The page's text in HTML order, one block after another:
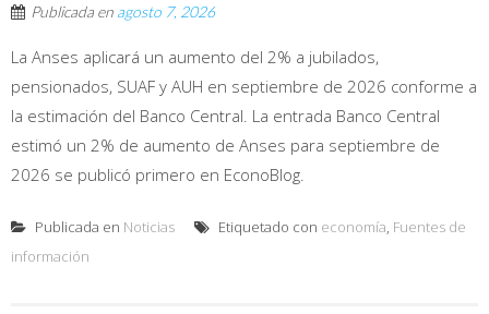
Publicada en agosto 7, 2026
La Anses aplicará un aumento del 2% a jubilados,
pensionados, SUAF y AUH en septiembre de 2026 conforme a
la estimación del Banco Central. La entrada Banco Central
estimó un 2% de aumento de Anses para septiembre de
2026 se publicó primero en EconoBlog.
Publicada en Noticias Etiquetado con economía, Fuentes de
información